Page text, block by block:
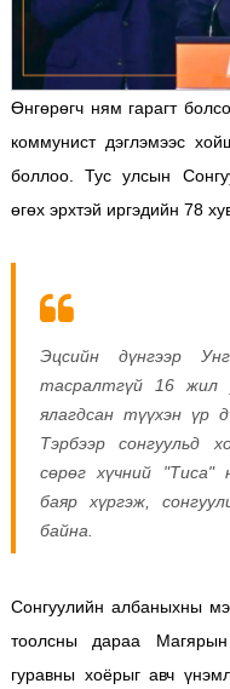
Өнгөрөгч ням гарагт
коммунист дэглэмээс
боллоо. Тус улсын
өгөх эрхтэй иргэдийн 78
Эцсийн дүнгээр
тасралтгүй 16 жил
ялагдсан түүхэн үр
Тэрбээр сонгуульд
сөрөг хүчний
баяр хүргэж,
байна.
Сонгуулийн албаныхны
тоолсны дараа
гуравны хоёрыг авч